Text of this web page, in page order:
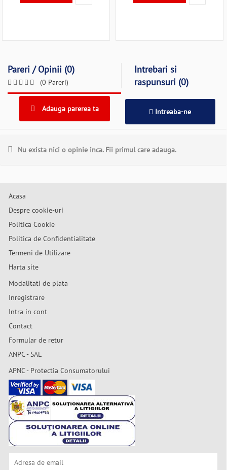
Pareri / Opinii (0)
(0 Pareri)
Intrebari si
raspunsuri (0)
Adauga parerea ta Intreaba-ne
Nu exista nici o opinie inca. Fii primul care adauga.
Acasa
Despre cookie-uri
Politica Cookie
Politica de Confidentialitate
Termeni de Utilizare
Harta site
Modalitati de plata
Inregistrare
Intra in cont
Contact
Formular de retur
ANPC - SAL
APNC - Protectia Consumatorului